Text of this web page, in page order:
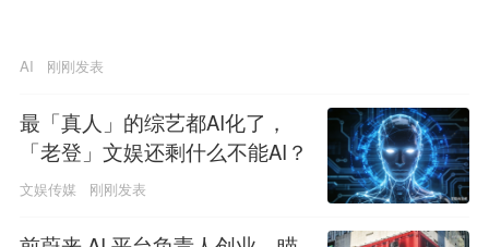
AI 刚刚发表
最「真人」的综艺都AI化了，
「老登」文娱还剩什么不能AI？
文娱传媒 刚刚发表